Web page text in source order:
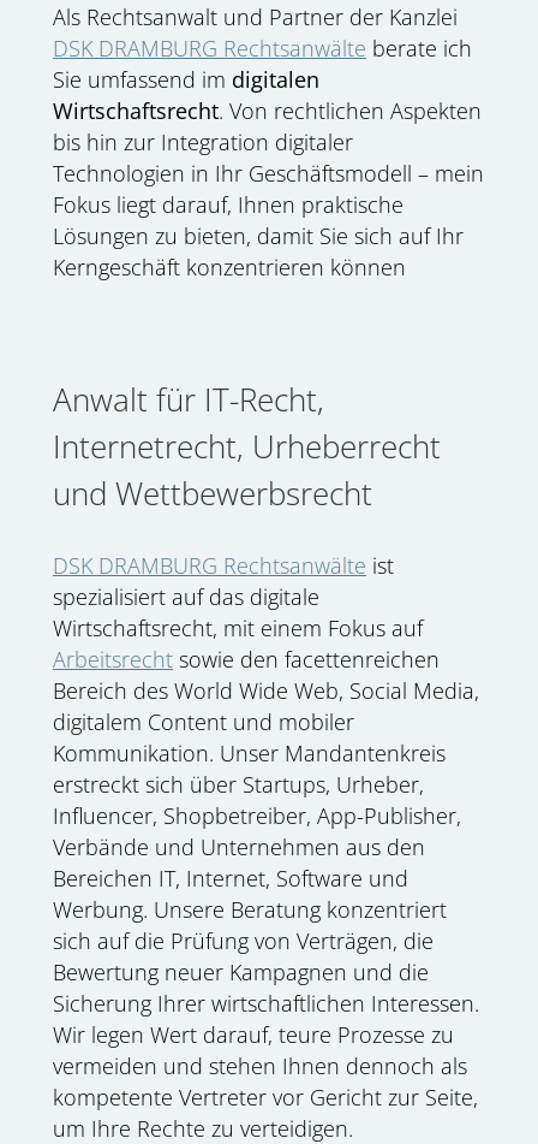
Als Rechtsanwalt und Partner der Kanzlei
DSK DRAMBURG Rechtsanwälte berate ich
Sie umfassend im digitalen
Wirtschaftsrecht. Von rechtlichen Aspekten
bis hin zur Integration digitaler
Technologien in Ihr Geschäftsmodell – mein
Fokus liegt darauf, Ihnen praktische
Lösungen zu bieten, damit Sie sich auf Ihr
Kerngeschäft konzentrieren können
Anwalt für IT-Recht,
Internetrecht, Urheberrecht
und Wettbewerbsrecht
DSK DRAMBURG Rechtsanwälte ist
spezialisiert auf das digitale
Wirtschaftsrecht, mit einem Fokus auf
Arbeitsrechtsowie den facettenreichen
Bereich des World Wide Web, Social Media,
digitalem Content und mobiler
Kommunikation. Unser Mandantenkreis
erstreckt sich über Startups, Urheber,
Influencer, Shopbetreiber, App-Publisher,
Verbände und Unternehmen aus den
Bereichen IT, Internet, Software und
Werbung. Unsere Beratung konzentriert
sich auf die Prüfung von Verträgen, die
Bewertung neuer Kampagnen und die
Sicherung Ihrer wirtschaftlichen Interessen.
Wir legen Wert darauf, teure Prozesse zu
vermeiden und stehen Ihnen dennoch als
kompetente Vertreter vor Gericht zur Seite,
um Ihre Rechte zu verteidigen.